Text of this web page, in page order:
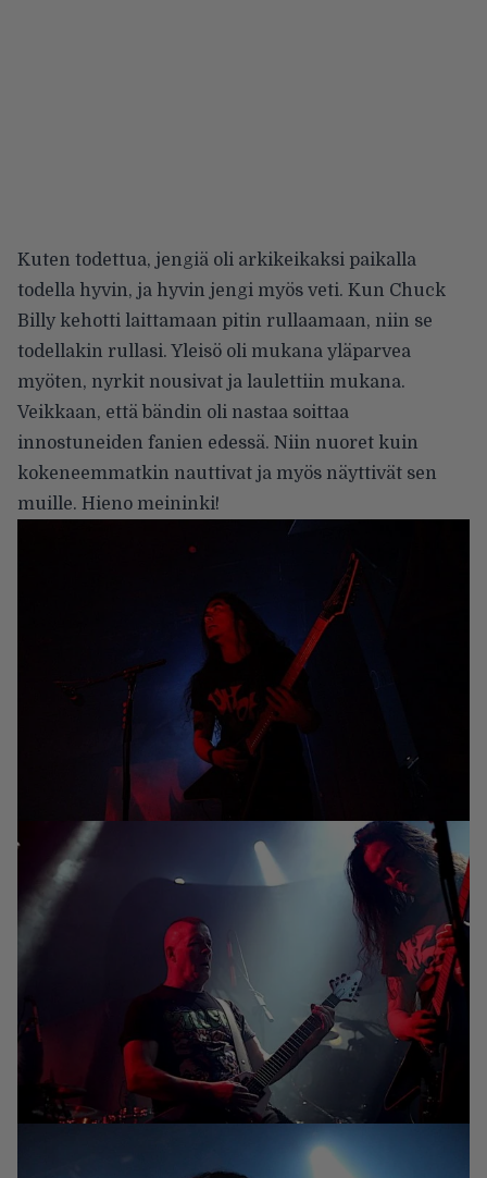
Kuten todettua, jengiä oli arkikeikaksi paikalla
todella hyvin, ja hyvin jengi myös veti. Kun Chuck
Billy kehotti laittamaan pitin rullaamaan, niin se
todellakin rullasi. Yleisö oli mukana yläparvea
myöten, nyrkit nousivat ja laulettiin mukana.
Veikkaan, että bändin oli nastaa soittaa
innostuneiden fanien edessä. Niin nuoret kuin
kokeneemmatkin nauttivat ja myös näyttivät sen
muille. Hieno meininki!